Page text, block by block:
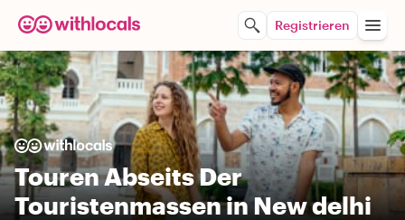
Registrieren
Touren Abseits Der
Touristenmassen in New delhi